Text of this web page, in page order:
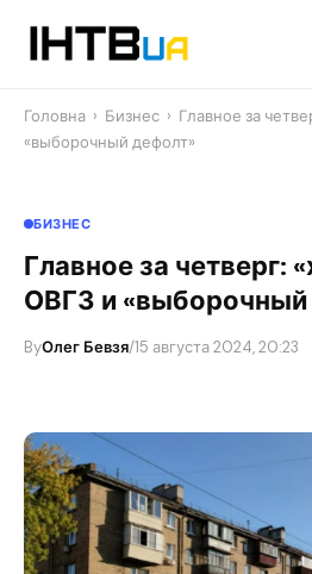
Головна › Бизнес › Главное за
«выборочный дефолт»
БИЗНЕС
Главное за четверг:
ОВГЗ и «выборочный
ByОлег Бевзя/15 августа 2024, 20:23